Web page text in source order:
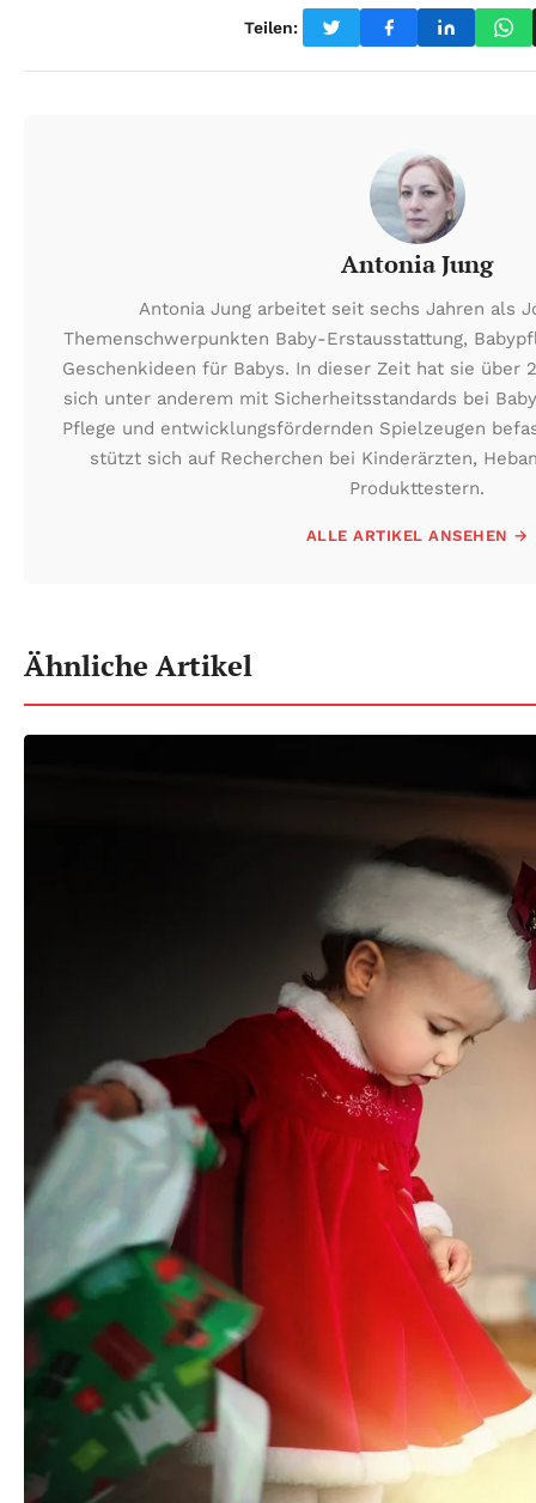
Teilen:
Antonia Jung
Antonia Jung arbeitet seit sechs Jahren als
Themenschwerpunkten Baby-Erstausstattung,
Geschenkideen für Babys. In dieser Zeit hat sie über
sich unter anderem mit Sicherheitsstandards bei
Pflege und entwicklungsfördernden Spielzeugen
stützt sich auf Recherchen bei Kinderärzten,
Produkttestern.
ALLE ARTIKEL ANSEHEN →
Ähnliche Artikel